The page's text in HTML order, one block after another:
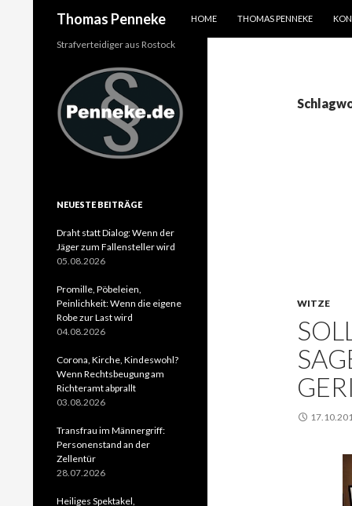
Thomas Penneke
HOME
THOMAS PENNEKE
WITZE
Strafverteidiger aus Rostock
NEUESTE BEITRÄGE
Draht statt Dialog: Wenn der
Jäger zum Fallensteller wird
05.08.2026
Promille, Pöbeleien,
Peinlichkeit: Wenn die eigene
Robe zur Last wird
04.08.2026
Corona, Kirche, Kindeswohl?
Wenn Rechtsbeugung am
Richteramt abprallt
03.08.2026
Transfrau im Männergriff:
Personenstand an der
Zellentür
28.07.2026
Heiliges Spektakel,